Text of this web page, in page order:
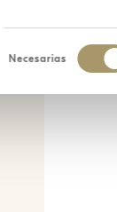
de
consentimiento
Necesarias